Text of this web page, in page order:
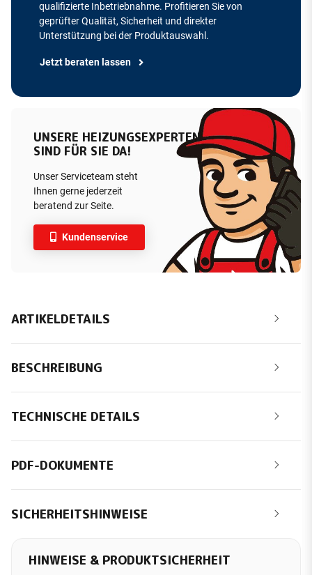
qualifizierte Inbetriebnahme. Profitieren Sie von
geprüfter Qualität, Sicherheit und direkter
Unterstützung bei der Produktauswahl.
Jetzt beraten lassen
UNSERE HEIZUNGSEXPERTEN
SIND FÜR SIE DA!
Unser Serviceteam steht
Ihnen gerne jederzeit
beratend zur Seite.
Kundenservice
ARTIKELDETAILS
BESCHREIBUNG
TECHNISCHE DETAILS
PDF-DOKUMENTE
SICHERHEITSHINWEISE
HINWEISE & PRODUKTSICHERHEIT